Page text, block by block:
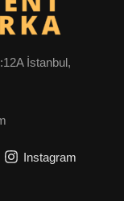
İstanbul,
Instagram